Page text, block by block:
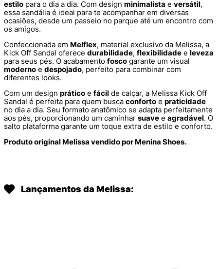
estilo para o dia a dia. Com design minimalista e versátil,
essa sandália é ideal para te acompanhar em diversas
ocasiões, desde um passeio no parque até um encontro com
os amigos.
Confeccionada em Melflex, material exclusivo da Melissa, a
Kick Off Sandal oferece durabilidade, flexibilidade e leveza
para seus pés. O acabamento fosco garante um visual
moderno e despojado, perfeito para combinar com
diferentes looks.
Com um design prático e fácil de calçar, a Melissa Kick Off
Sandal é perfeita para quem busca conforto e praticidade
no dia a dia. Seu formato anatômico se adapta perfeitamente
aos pés, proporcionando um caminhar suave e agradável. O
salto plataforma garante um toque extra de estilo e conforto.
Produto original Melissa vendido por Menina Shoes.
Lançamentos da Melissa: